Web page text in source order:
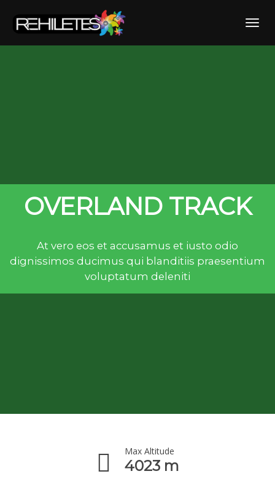
content
OVERLAND TRACK
At vero eos et accusamus et iusto odio
dignissimos ducimus qui blanditiis praesentium
voluptatum deleniti
Max Altitude
4023 m